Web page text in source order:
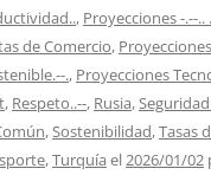
, Proyecciones -.--.. .
de Comercio,
., Proyecciones
, Respeto..--, Rusia,
,Sostenibilidad,Tasas
,Turquía el2026/01/02